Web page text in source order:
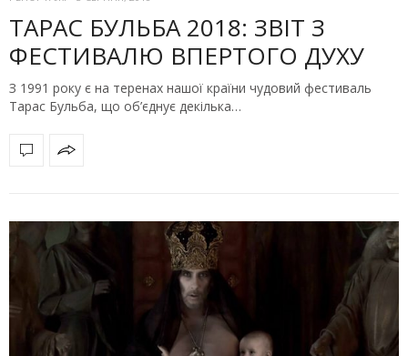
ТАРАС БУЛЬБА 2018: ЗВІТ З
ФЕСТИВАЛЮ ВПЕРТОГО ДУХУ
З 1991 року є на теренах нашої країни чудовий фестиваль
Тарас Бульба, що об’єднує декілька…